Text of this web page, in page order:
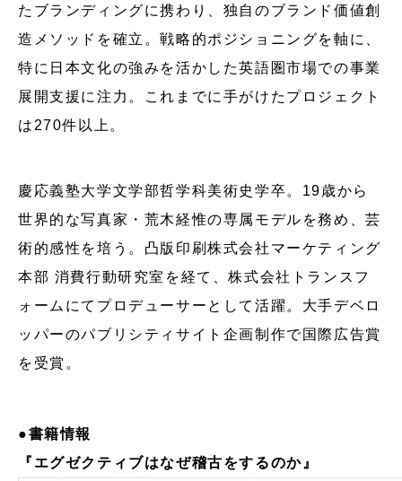
たブランディングに携わり、独自のブランド価値創
造メソッドを確立。戦略的ポジショニングを軸に、
特に日本文化の強みを活かした英語圏市場での事業
展開支援に注力。これまでに手がけたプロジェクト
は270件以上。
慶応義塾大学文学部哲学科美術史学卒。19歳から
世界的な写真家・荒木経惟の専属モデルを務め、芸
術的感性を培う。凸版印刷株式会社マーケティング
本部 消費行動研究室を経て、株式会社トランスフ
ォームにてプロデューサーとして活躍。大手デベロ
ッパーのパブリシティサイト企画制作で国際広告賞
を受賞。
●書籍情報
『エグゼクティブはなぜ稽古をするのか』